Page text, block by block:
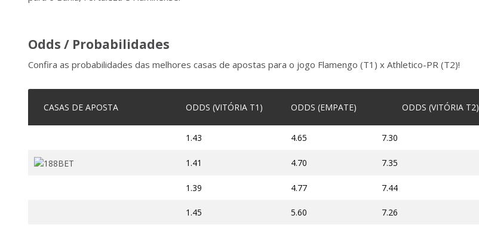
Odds / Probabilidades
Confira as probabilidades das melhores casas de apostas para o jogo Flamengo (T1) x Athletico-PR (T2)!
CASAS DE APOSTA ODDS (VITÓRIA T1) ODDS (EMPATE) ODDS (VITÓRIA T2)
1.43 4.65 7.30
1.41 4.70 7.35
1.39 4.77 7.44
1.45 5.60 7.26